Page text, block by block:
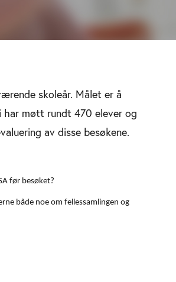
skoleår. Målet er å
har møtt rundt 470 elever og
av disse besøkene.
før besøket?
både noe om fellessamlingen og